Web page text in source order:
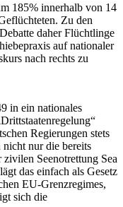
185% innerhalb von 14
Zu den
daher Flüchtlinge
auf nationaler
nach rechts zu
in ein nationales
Regierungen stets
nur die bereits
Seenotrettung Sea
das einfach als Gesetz
EU-Grenzregimes,
sich die